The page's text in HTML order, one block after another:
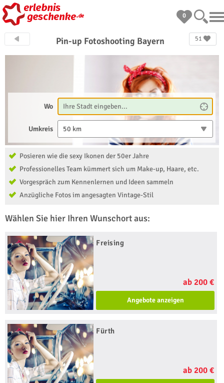
0
51
Pin-up Fotoshooting Bayern
Wo
Umkreis 50 km
Posieren wie die sexy Ikonen der 50er Jahre
Professionelles Team kümmert sich um Make-up, Haare, etc.
Vorgespräch zum Kennenlernen und Ideen sammeln
Anzügliche Fotos im angesagten Vintage-Stil
Wählen Sie hier Ihren Wunschort aus:
Freising
ab 200 €
Angebote anzeigen
Fürth
ab 200 €